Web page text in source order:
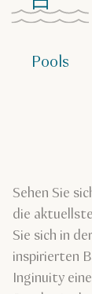
Pools
Sehen Sie
die
Sie sich in
inspirierten
Inginuity